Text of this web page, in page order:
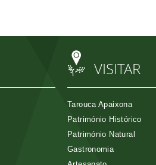
VISITAR
Tarouca Apaixona
Património Histórico
Património Natural
Gastronomia